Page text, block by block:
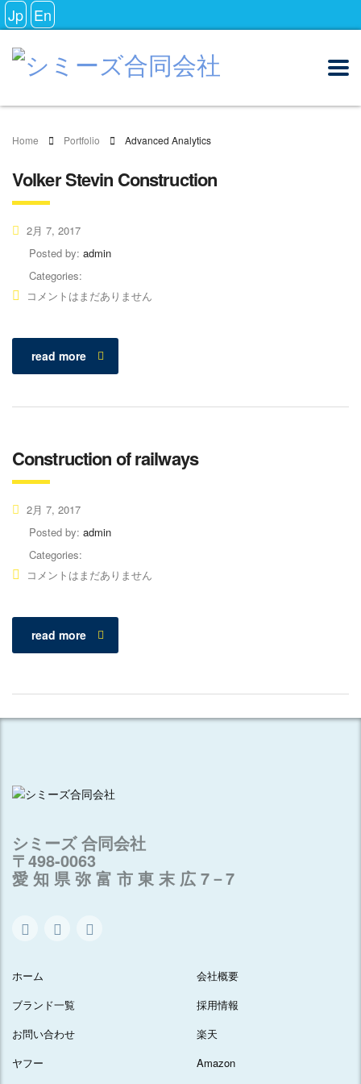
Jp En
Home Portfolio Advanced Analytics
Volker Stevin Construction
2月 7, 2017
Posted by: admin
Categories:
コメントはまだありません
read more
Construction of railways
2月 7, 2017
Posted by: admin
Categories:
コメントはまだありません
read more
シミーズ 合同会社
〒498-0063
愛 知 県 弥 富 市 東 末 広 7－7
ホーム
会社概要
ブランド一覧
採用情報
お問い合わせ
楽天
ヤフー
Amazon